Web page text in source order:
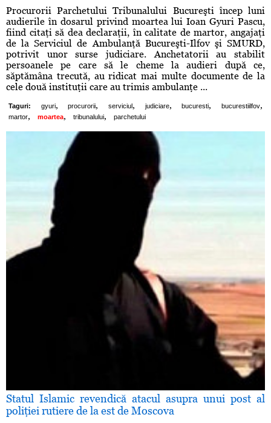
Procurorii Parchetului Tribunalului Bucureşti încep luni
audierile în dosarul privind moartea lui Ioan Gyuri Pascu,
fiind citaţi să dea declaraţii, în calitate de martor, angajaţi
de la Serviciul de Ambulanţă Bucureşti-Ilfov şi SMURD,
potrivit unor surse judiciare. Anchetatorii au stabilit
persoanele pe care să le cheme la audieri după ce,
săptămâna trecută, au ridicat mai multe documente de la
cele două instituţii care au trimis ambulanţe ...
Taguri: gyuri, procurorii, serviciul , judiciare, bucuresti, bucurestiilfov,
martor, moartea, tribunalului, parchetului
Statul Islamic revendică atacul asupra unui post al
poliţiei rutiere de la est de Moscova